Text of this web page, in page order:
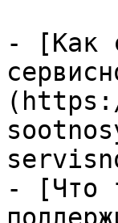
- [Как
- [Что